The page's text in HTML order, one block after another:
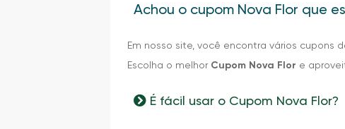
Achou o cupom Nova Flor que
Em nosso site, você encontra vários cupons
Escolha o melhor Cupom Nova Flor e
É fácil usar o Cupom Nova Flor?